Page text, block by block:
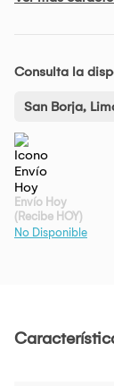
Consulta la
San Borja,
Envío Hoy
(Recibe HOY)
No Disponible